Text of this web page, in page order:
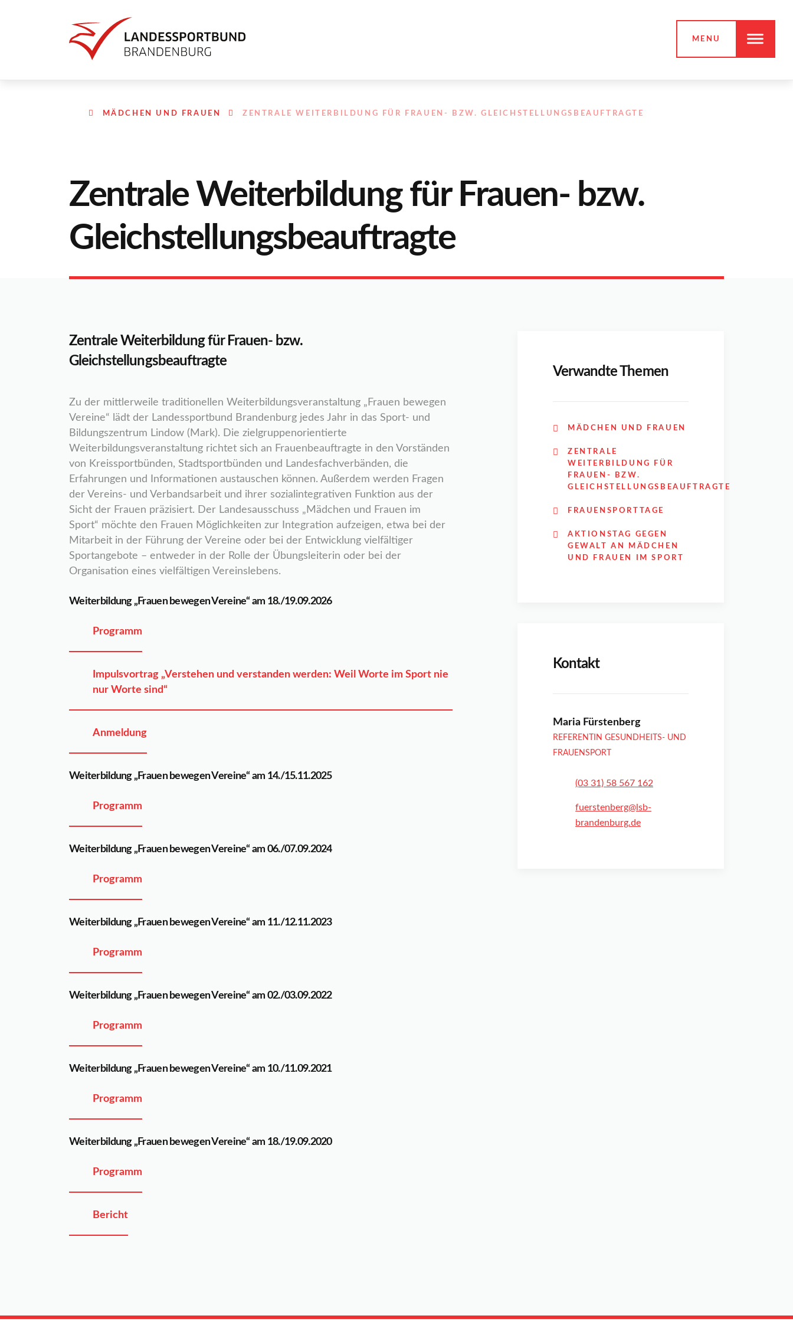
MENU
MÄDCHEN UND FRAUEN ZENTRALE WEITERBILDUNG FÜR FRAUEN- BZW. GLEICHSTELLUNGSBEAUFTRAGTE
Zentrale Weiterbildung für Frauen- bzw.
Gleichstellungsbeauftragte
Zentrale Weiterbildung für Frauen- bzw.
Gleichstellungsbeauftragte
Zu der mittlerweile traditionellen Weiterbildungsveranstaltung „Frauen bewegen
Vereine“ lädt der Landessportbund Brandenburg jedes Jahr in das Sport- und
Bildungszentrum Lindow (Mark). Die zielgruppenorientierte
Weiterbildungsveranstaltung richtet sich an Frauenbeauftragte in den Vorständen
von Kreissportbünden, Stadtsportbünden und Landesfachverbänden, die
Erfahrungen und Informationen austauschen können. Außerdem werden Fragen
der Vereins- und Verbandsarbeit und ihrer sozialintegrativen Funktion aus der
Sicht der Frauen präzisiert. Der Landesausschuss „Mädchen und Frauen im
Sport“ möchte den Frauen Möglichkeiten zur Integration aufzeigen, etwa bei der
Mitarbeit in der Führung der Vereine oder bei der Entwicklung vielfältiger
Sportangebote – entweder in der Rolle der Übungsleiterin oder bei der
Organisation eines vielfältigen Vereinslebens.
Weiterbildung „Frauen bewegen Vereine“ am 18./19.09.2026
Programm
Impulsvortrag „Verstehen und verstanden werden: Weil Worte im Sport nie
nur Worte sind“
Anmeldung
Weiterbildung „Frauen bewegen Vereine“ am 14./15.11.2025
Programm
Weiterbildung „Frauen bewegen Vereine“ am 06./07.09.2024
Programm
Weiterbildung „Frauen bewegen Vereine“ am 11./12.11.2023
Programm
Weiterbildung „Frauen bewegen Vereine“ am 02./03.09.2022
Programm
Weiterbildung „Frauen bewegen Vereine“ am 10./11.09.2021
Programm
Weiterbildung „Frauen bewegen Vereine“ am 18./19.09.2020
Programm
Bericht
Verwandte Themen
MÄDCHEN UND FRAUEN
ZENTRALE
WEITERBILDUNG FÜR
FRAUEN- BZW.
GLEICHSTELLUNGSBEAUFTRAGTE
FRAUENSPORTTAGE
AKTIONSTAG GEGEN
GEWALT AN MÄDCHEN
UND FRAUEN IM SPORT
Kontakt
Maria Fürstenberg
REFERENTIN GESUNDHEITS- UND
FRAUENSPORT
(03 31) 58 567 162
fuerstenberg@lsb-
brandenburg.de